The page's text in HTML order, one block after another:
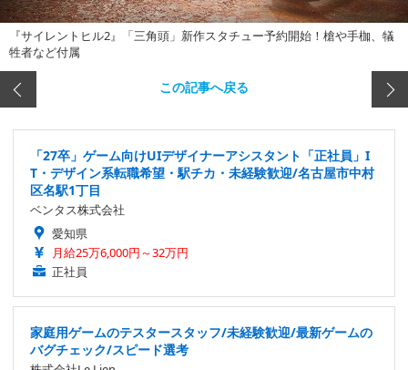
『サイレントヒル2』「三角頭」新作スタチュー予約開始！槍や手枷、犠
牲者など付属
この記事へ戻る
「27卒」ゲーム向けUIデザイナーアシスタント「正社員」I
T・デザイン系転職希望・駅チカ・未経験歓迎/名古屋市中村
区名駅1丁目
ベンタス株式会社
愛知県
月給25万6,000円～32万円
正社員
家庭用ゲームのテスタースタッフ/未経験歓迎/最新ゲームの
バグチェック/スピード選考